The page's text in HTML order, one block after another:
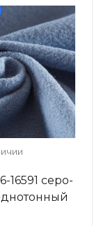
16591 серо-